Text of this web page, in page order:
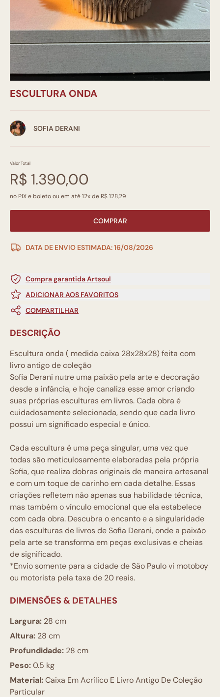
ESCULTURA ONDA
SOFIA DERANI
Valor Total
R$ 1.390,00
no PIX e boleto ou em até 12x de R$ 128,29
COMPRAR
DATA DE ENVIO ESTIMADA: 16/08/2026
Compra garantida Artsoul
ADICIONAR AOS FAVORITOS
COMPARTILHAR
DESCRIÇÃO
Escultura onda ( medida caixa 28x28x28) feita com
livro antigo de coleção
Sofia Derani nutre uma paixão pela arte e decoração
desde a infância, e hoje canaliza esse amor criando
suas próprias esculturas em livros. Cada obra é
cuidadosamente selecionada, sendo que cada livro
possui um significado especial e único.
Cada escultura é uma peça singular, uma vez que
todas são meticulosamente elaboradas pela própria
Sofia, que realiza dobras originais de maneira artesanal
e com um toque de carinho em cada detalhe. Essas
criações refletem não apenas sua habilidade técnica,
mas também o vínculo emocional que ela estabelece
com cada obra. Descubra o encanto e a singularidade
das esculturas de livros de Sofia Derani, onde a paixão
pela arte se transforma em peças exclusivas e cheias
de significado.
*Envio somente para a cidade de São Paulo vi motoboy
ou motorista pela taxa de 20 reais.
DIMENSÕES & DETALHES
Largura: 28 cm
Altura: 28 cm
Profundidade: 28 cm
Peso:0.5 kg
Material:Caixa Em Acrílico E Livro Antigo De Coleção
Particular